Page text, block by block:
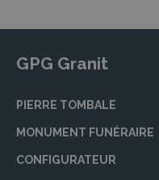
GPG Granit
PIERRE TOMBALE
MONUMENT FUNÉRAIRE
CONFIGURATEUR